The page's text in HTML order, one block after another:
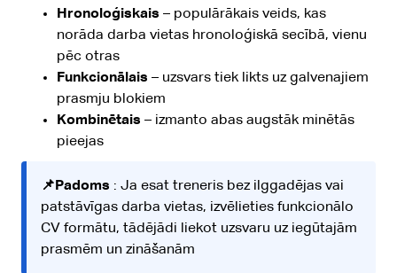
Hronoloģiskais – populārākais veids, kas
norāda darba vietas hronoloģiskā secībā, vienu
pēc otras
Funkcionālais – uzsvars tiek likts uz galvenajiem
prasmju blokiem
Kombinētais – izmanto abas augstāk minētās
pieejas
📌Padoms : Ja esat treneris bez ilggadējas vai
patstāvīgas darba vietas, izvēlieties funkcionālo
CV formātu, tādējādi liekot uzsvaru uz iegūtajām
prasmēm un zināšanām